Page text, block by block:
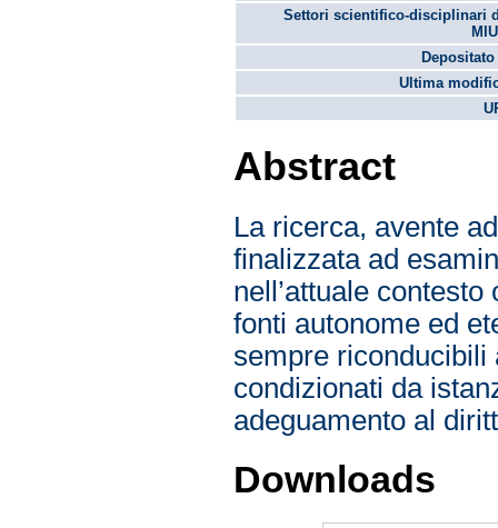
Settori scientifico-disciplinari
Ultima
Abstract
La ricerca, avente
finalizzata ad
nell’attuale
fonti autonome ed
sempre riconducibili
condizionati da
adeguamento al
Downloads